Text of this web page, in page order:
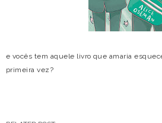
e vocês tem aquele livro que amaria
primeira vez?